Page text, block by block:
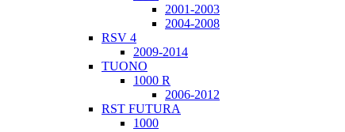
2001-2003
2004-2008
RSV 4
2009-2014
TUONO
1000 R
2006-2012
RST FUTURA
1000